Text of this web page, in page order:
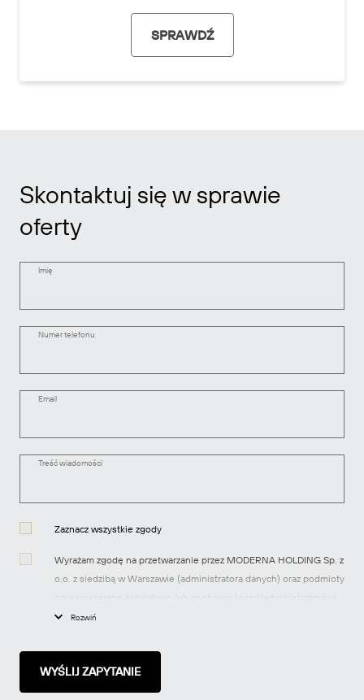
SPRAWDŹ
Skontaktuj się w sprawie
oferty
Imię
Numer telefonu
Email
Treść wiadomości
Zaznacz wszystkie zgody
Wyrażam zgodę na przetwarzanie przez MODERNA HOLDING Sp. z
o.o. z siedzibą w Warszawie (administratora danych) oraz podmioty
moich danych osobowych w celach marketingowych, tj.
oraz informacji o nowych inwestycjach realizowanych przez spółki
z grupy MODERNA za pomocą środków komunikacji
elektronicznej, zgodnie z art. 10 ustawy z dnia 18 lipca 2002 r. o
Rozwiń